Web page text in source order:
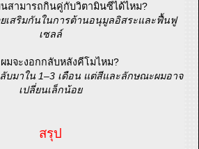
นสามารถกินคู่กับวิตามินซีได้ไหม?
เสริมกันในการต้านอนุมูลอิสระและฟื้นฟู
เซลล์
มจะงอกกลับหลังคีโมไหม?
บมาใน 1–3 เดือน แต่สีและลักษณะผมอาจ
เปลี่ยนเล็กน้อย
สรุป